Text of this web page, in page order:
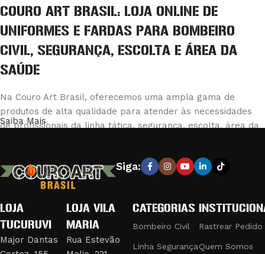
COURO ART BRASIL: LOJA ONLINE DE
UNIFORMES E FARDAS PARA BOMBEIRO
CIVIL, SEGURANÇA, ESCOLTA E ÁREA DA
SAÚDE
Na Couro Art Brasil, oferecemos uma ampla gama de
produtos de alta qualidade para atender às necessidades
de profissionais da linha tática, segurança, escolta, área da
que combinam durabilidade e conforto, garantindo a máxima
eficiência e segurança em suas operações.
PRODUTOS DE QUALIDADE PARA
PROFISSIONAIS EXIGENTES
Saiba Mais
Siga:
LOJA
TUCURUVI
Major Dantas
LOJA VILA
MARIA
Rua Estevão
CATEGORIAS
Bombeiro Civil
Linha Segurança
Rastrear Pedido
Quem Somos